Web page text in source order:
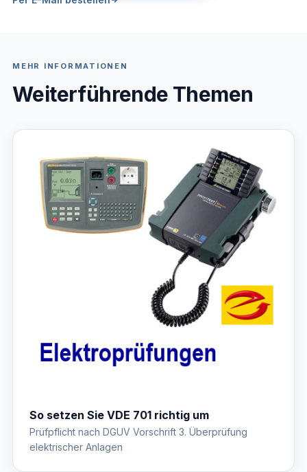
MEHR INFORMATIONEN
Weiterführende Themen
So setzen Sie VDE 701 richtig um
Prüfpflicht nach DGUV Vorschrift 3. Überprüfung
elektrischer Anlagen